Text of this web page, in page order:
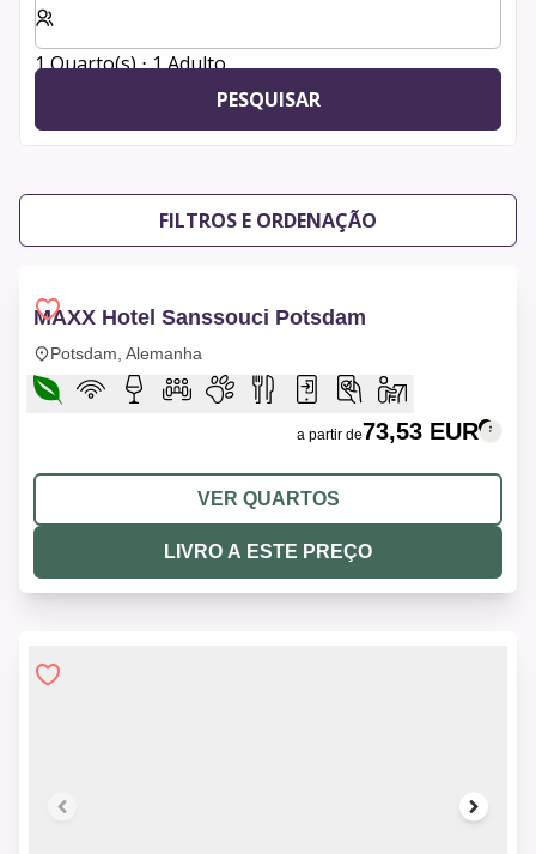
1 Quarto(s) ⋅ 1 Adulto
PESQUISAR
FILTROS E ORDENAÇÃO
MAXX Hotel Sanssouci Potsdam
Potsdam, Alemanha
a partir de73,53 EUR
VER QUARTOS
LIVRO A ESTE PREÇO